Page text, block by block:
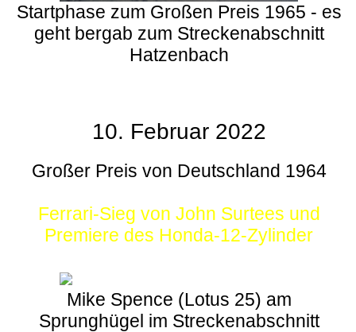
Startphase zum Großen Preis 1965 - es
geht bergab zum Streckenabschnitt
Hatzenbach
10. Februar 2022
Großer Preis von Deutschland 1964
Ferrari-Sieg von John Surtees und
Premiere des Honda-12-Zylinder
Mike Spence (Lotus 25) am
Sprunghügel im Streckenabschnitt